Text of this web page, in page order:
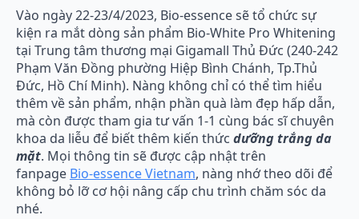
Vào ngày 22-23/4/2023, Bio-essence sẽ tổ chức sự
kiện ra mắt dòng sản phẩm Bio-White Pro Whitening
tại Trung tâm thương mại Gigamall Thủ Đức (240-242
Phạm Văn Đồng phường Hiệp Bình Chánh, Tp.Thủ
Đức, Hồ Chí Minh). Nàng không chỉ có thể tìm hiểu
thêm về sản phẩm, nhận phần quà làm đẹp hấp dẫn,
mà còn được tham gia tư vấn 1-1 cùng bác sĩ chuyên
khoa da liễu để biết thêm kiến thức dưỡng trắng da
mặt. Mọi thông tin sẽ được cập nhật trên
fanpage Bio-essence Vietnam, nàng nhớ theo dõi để
không bỏ lỡ cơ hội nâng cấp chu trình chăm sóc da
nhé.